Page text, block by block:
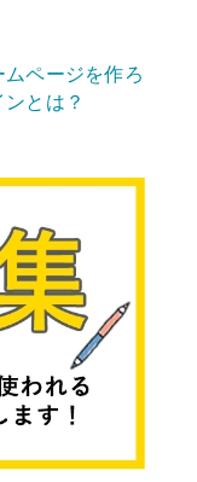
ページを作ろ
とは？